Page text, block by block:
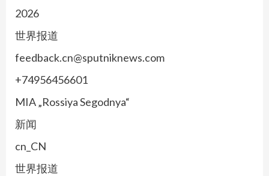
2026
世界报道
feedback.cn@sputniknews.com
+74956456601
MIA „Rossiya Segodnya“
新闻
cn_CN
世界报道